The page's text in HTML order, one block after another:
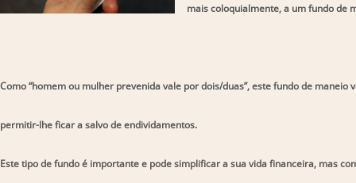
mais coloquialmente, a um fundo de
Como “homem ou mulher prevenida vale por dois/duas”, este fundo de
permitir-lhe ficar a salvo de endividamentos.
Este tipo de fundo é importante e pode simplificar a sua vida financeira, mas